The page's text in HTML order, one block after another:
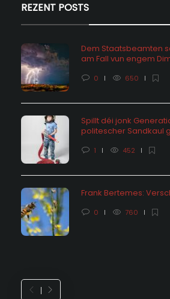
REZENT POSTS
Dem Staatsbeamten
am Fall vun engem
0 650
Spillt déi jonk
politescher Sandkaul
1 452
Frank Bertemes:
0 760